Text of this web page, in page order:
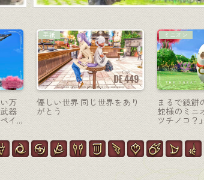
宙
愛
戦士-斧
戦士のファントムウェポン
(PW) 第二形態・光るマグマ
ラ・バルディッシュ』
ミニオン
可愛い罪喰
ビーバー？
ンビーバー
トラバース)